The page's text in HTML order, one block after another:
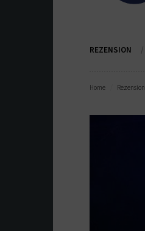
REZENSION
Home Rezension